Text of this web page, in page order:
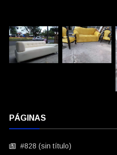
PÁGINAS
#828 (sin título)